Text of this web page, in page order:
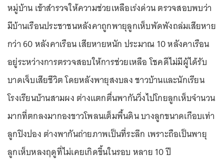
หมู่บ้าน เข้าสำรวจให้ความช่วยเหลือเร่งด่วน ตรวจสอบพบว่า
มีบ้านเรือนประชาชนหลังคาถูกพายุลูกเห็บพัดพังถล่มเสียหาย
กว่า 60 หลังคาเรือน เสียหายหนัก ประมาณ 10 หลังคาเรือน
อยู่ระหว่างการตรวจสอบให้การช่วยเหลือ โชคดีไม่มีผู้ได้รับ
บาดเจ็บเสียชีวิต โดยหลังพายุสงบลง ชาวบ้านและนักเรียน
โรงเรียนบ้านสามผง ต่างแตกตื่นพากันวิ่งไปโกยลูกเห็บจำนวน
มากที่ตกลงมากองขาวโพลนเต็มพื้นดิน บางลูกขนาดเกือบเท่า
ลูกปิงปอง ต่างพากันถ่ายภาพเป็นที่ระลึก เพราะถือเป็นพายุ
ลูกเห็บหลงฤดูที่ไม่เคยเกิดขึ้นในรอบ หลาย 10 ปี